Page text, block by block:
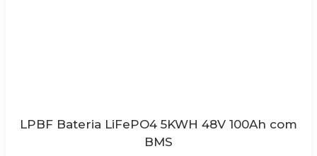
LPBF Bateria LiFePO4 5KWH 48V 100Ah com
BMS